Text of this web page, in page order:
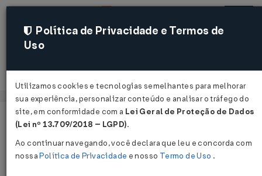
Acessar
Página Inicial Legislações
Política de Privacidade e Termos de
Uso
Utilizamos cookies e tecnologias semelhantes para melhorar
sua experiência, personalizar conteúdo e analisar o tráfego do
site, em conformidade com a Lei Geral de Proteção de Dados
(Lei nº 13.709/2018 – LGPD).
Ao continuar navegando, você declara que leu e concorda com
nossaPolítica de Privacidade e nosso Termo de Uso .